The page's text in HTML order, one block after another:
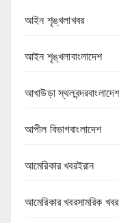
আইন শৃঙ্খলাখবর
আইন শৃঙ্খলাবাংলাদেশ
আখাউড়া
আপীল বিভাগবাংলাদেশ
আমেরিকার খবরইরান
আমেরিকার খবরসামরিক